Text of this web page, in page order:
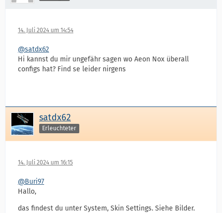
14. Juli 2024 um 14:54
@satdx62
Hi kannst du mir ungefähr sagen wo Aeon Nox überall
configs hat? Find se leider nirgens
satdx62
Erleuchteter
14. Juli 2024 um 16:15
@Buri97
Hallo,
das findest du unter System, Skin Settings. Siehe Bilder.